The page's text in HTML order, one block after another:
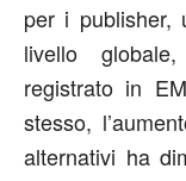
per i publisher,
livello
registrato in
stesso,
alternativi ha